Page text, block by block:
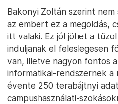
Bakonyi Zoltán szerint nem
az embert ez a megoldás,
itt valaki. Ez jól jöhet a
induljanak el feleslegesen
van, illetve nagyon fontos
informatikai-rendszernek a
évente 250 terabájtnyi
campushasználati-